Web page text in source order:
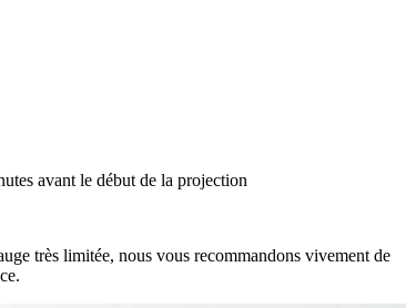
avant le début de la projection
très limitée, nous vous recommandons vivement de